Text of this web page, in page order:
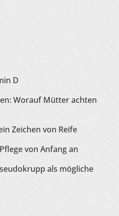
D
Worauf Mütter achten
Zeichen von Reife
von Anfang an
als mögliche